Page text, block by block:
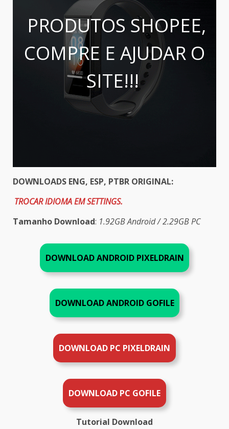
PRODUTOS SHOPEE,
COMPRE E AJUDAR O
SITE!!!
DOWNLOADS ENG, ESP, PTBR ORIGINAL:
TROCAR IDIOMA EM SETTINGS.
Tamanho Download: 1.92GB Android / 2.29GB PC
DOWNLOAD ANDROID PIXELDRAIN
DOWNLOAD ANDROID GOFILE
DOWNLOAD PC PIXELDRAIN
DOWNLOAD PC GOFILE
Tutorial Download